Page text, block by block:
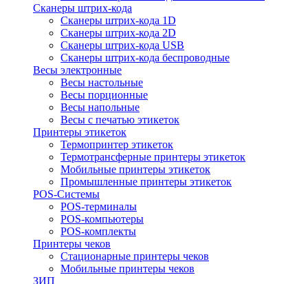
Сканеры штрих-кода
Сканеры штрих-кода 1D
Сканеры штрих-кода 2D
Сканеры штрих-кода USB
Сканеры штрих-кода беспроводные
Весы электронные
Весы настольные
Весы порционные
Весы напольные
Весы с печатью этикеток
Принтеры этикеток
Термопринтер этикеток
Термотрансферные принтеры этикеток
Мобильные принтеры этикеток
Промышленные принтеры этикеток
POS-Системы
POS-терминалы
POS-компьютеры
POS-комплекты
Принтеры чеков
Стационарные принтеры чеков
Мобильные принтеры чеков
ЗИП